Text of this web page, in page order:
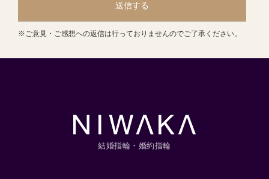
送信する
※ご意見・ご感想への返信は行っておりませんのでご了承ください。
結婚指輪・婚約指輪